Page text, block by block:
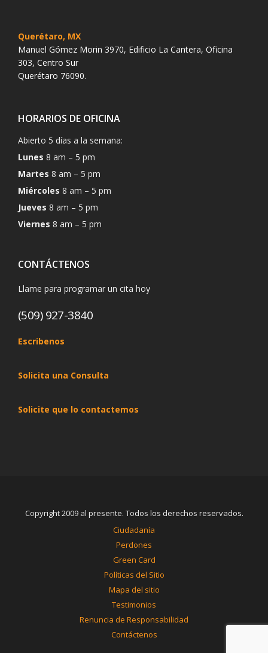
Querétaro, MX
Manuel Gómez Morin 3970, Edificio La Cantera, Oficina
303, Centro Sur
Querétaro 76090.
HORARIOS DE OFICINA
Abierto 5 días a la semana:
Lunes 8 am – 5 pm
Martes 8 am – 5 pm
Miércoles 8 am – 5 pm
Jueves 8 am – 5 pm
Viernes 8 am – 5 pm
CONTÁCTENOS
Llame para programar un cita hoy
(509) 927-3840
Escribenos
Solicita una Consulta
Solicite que lo contactemos
Copyright 2009 al presente. Todos los derechos reservados.
Ciudadanía
Perdones
Green Card
Políticas del Sitio
Mapa del sitio
Testimonios
Renuncia de Responsabilidad
Contáctenos